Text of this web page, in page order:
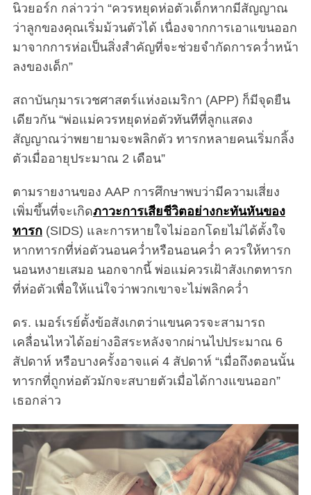
นิวยอร์ก กล่าวว่า “ควรหยุดห่อตัวเด็กหากมีสัญญาณ
ว่าลูกของคุณเริ่มม้วนตัวได้ เนื่องจากการเอาแขนออก
มาจากการห่อเป็นสิ่งสำคัญที่จะช่วยจำกัดการคว่ำหน้า
ลงของเด็ก”
สถาบันกุมารเวชศาสตร์แห่งอเมริกา (APP) ก็มีจุดยืน
เดียวกัน “พ่อแม่ควรหยุดห่อตัวทันทีที่ลูกแสดง
สัญญาณว่าพยายามจะพลิกตัว ทารกหลายคนเริ่มกลิ้ง
ตัวเมื่ออายุประมาณ 2 เดือน”
ตามรายงานของ AAP การศึกษาพบว่ามีความเสี่ยง
เพิ่มขึ้นที่จะเกิดภาวะการเสียชีวิตอย่างกะทันหันของ
ทารก(SIDS) และการหายใจไม่ออกโดยไม่ได้ตั้งใจ
หากทารกที่ห่อตัวนอนคว่ำหรือนอนคว่ำ ควรให้ทารก
นอนหงายเสมอ นอกจากนี้ พ่อแม่ควรเฝ้าสังเกตทารก
ที่ห่อตัวเพื่อให้แน่ใจว่าพวกเขาจะไม่พลิกคว่ำ
ดร. เมอร์เรย์ตั้งข้อสังเกตว่าแขนควรจะสามารถ
เคลื่อนไหวได้อย่างอิสระหลังจากผ่านไปประมาณ 6
สัปดาห์ หรือบางครั้งอาจแค่ 4 สัปดาห์ “เมื่อถึงตอนนั้น
ทารกที่ถูกห่อตัวมักจะสบายตัวเมื่อได้กางแขนออก”
เธอกล่าว